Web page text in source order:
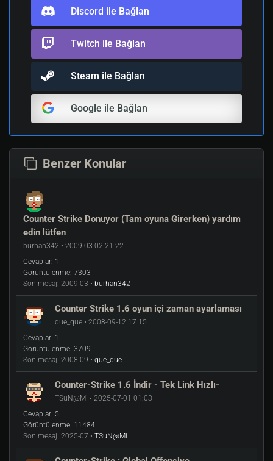
Discord ile Bağlan
Twitch ile Bağlan
Steam ile Bağlan
Google ile Bağlan
Benzer Konular
Counter Strike Donuyor (Tam oyuna Girerken) yardım
edin lütfen
burhan342 • 2009-03-02 21:22
Cevaplar: 1
Görüntülenme: 7303
Son mesaj: 2009-03 • burhan342
Counter Strike 1.6 oyun içi zaman ayarlaması
que_que • 2008-09-12 17:15
Cevaplar: 1
Görüntülenme: 3709
Son mesaj: 2008-09 • que_que
Counter-Strike 1.6 İndir - Tek Link Hızlı-
TSuN@Mi • 2025-07-01 01:03
Cevaplar: 5
Görüntülenme: 11484
Son mesaj: 2025-07 • TSuN@Mi